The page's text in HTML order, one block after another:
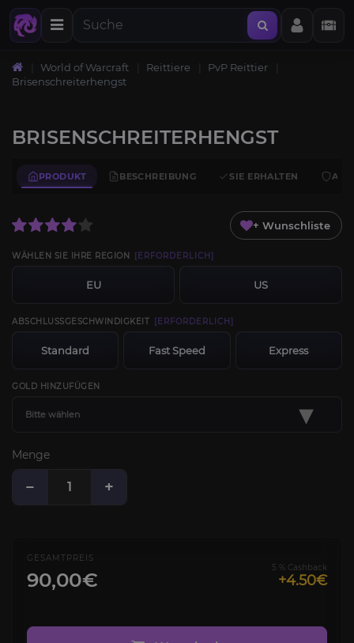
World of Warcraft Reittiere
PvP Reittier
Brisenschreiterhengst
BRISENSCHREITERHENGST
PRODUKT BESCHREIBUNG SIE ERHALTEN
+ Wunschliste
WÄHLEN SIE IHRE REGION [ERFORDERLICH]
EU US
ABSCHLUSSGESCHWINDIGKEIT [ERFORDERLICH]
Standard Fast Speed Express
GOLD HINZUFÜGEN
Bitte wählen ▾
Menge
− +
GESAMTPREIS
90,00€
5 % Cashback
+4.50€